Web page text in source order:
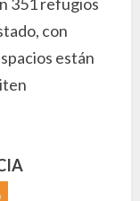
con
están